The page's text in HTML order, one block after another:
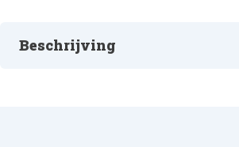
Beschrijving